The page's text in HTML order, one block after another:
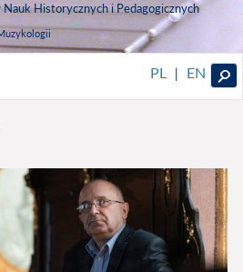
Nauk Historycznych i Pedagogicznych
PL | EN